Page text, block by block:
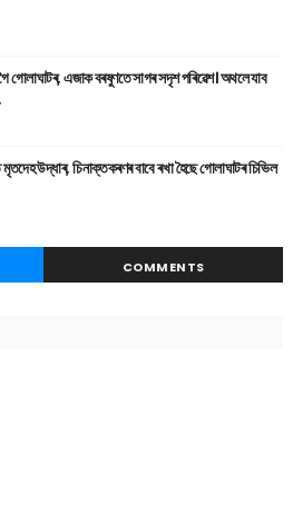
গোলাঘাটৰ, এজাক বৰষুণতে সাগৰ সদৃশ পৰিৱেশ। অথলে যাব
উদ্ধাৰ, চিনাক্তকৰণৰ বাবে ৰখা হৈছে গোলাঘাটৰ চিভিল
COMMENTS